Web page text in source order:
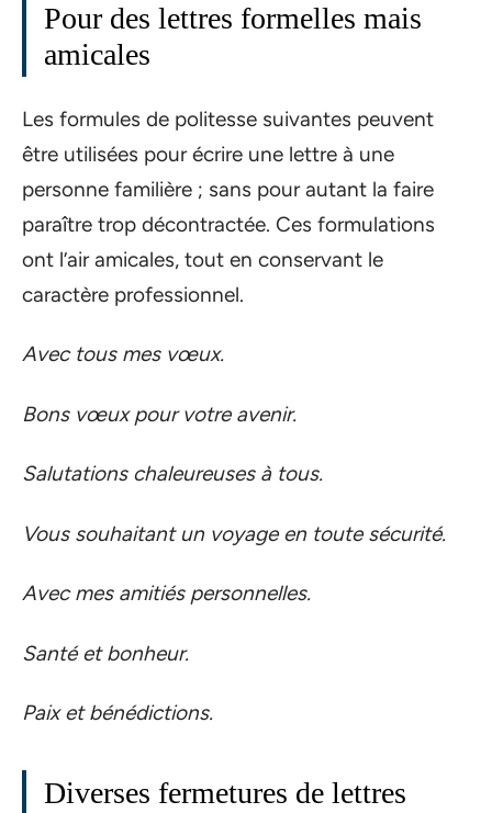
Pour des lettres formelles mais
amicales
Les formules de politesse suivantes peuvent
être utilisées pour écrire une lettre à une
personne familière ; sans pour autant la faire
paraître trop décontractée. Ces formulations
ont l’air amicales, tout en conservant le
caractère professionnel.
Avec tous mes vœux.
Bons vœux pour votre avenir.
Salutations chaleureuses à tous.
Vous souhaitant un voyage en toute sécurité.
Avec mes amitiés personnelles.
Santé et bonheur.
Paix et bénédictions.
Diverses fermetures de lettres